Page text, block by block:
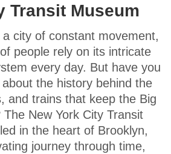
Transit Museum
a city of constant movement,
people rely on its intricate
every day. But have you
the history behind the
and trains that keep the Big
The New York City Transit
in the heart of Brooklyn,
journey through time,